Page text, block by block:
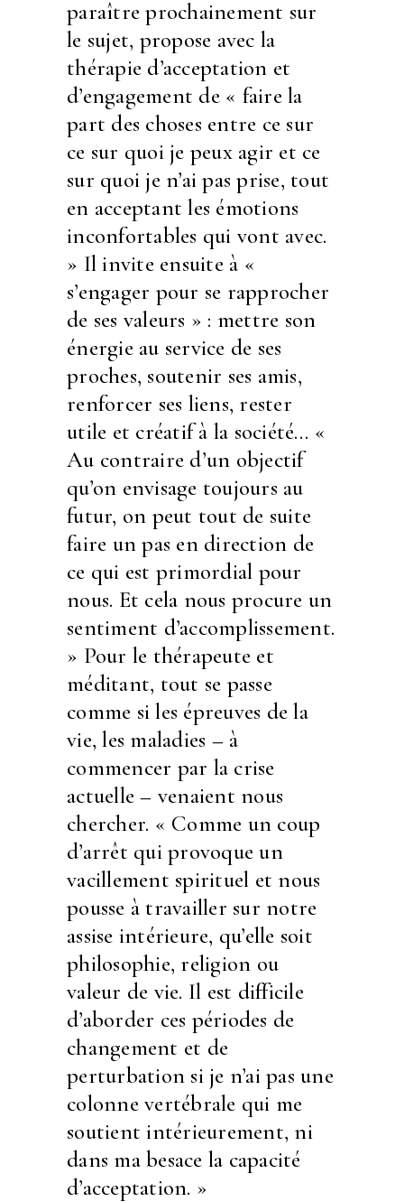
paraître prochainement sur
le sujet, propose avec la
thérapie d’acceptation et
d’engagement de « faire la
part des choses entre ce sur
ce sur quoi je peux agir et ce
sur quoi je n’ai pas prise, tout
en acceptant les émotions
inconfortables qui vont avec.
» Il invite ensuite à «
s’engager pour se rapprocher
de ses valeurs » : mettre son
énergie au service de ses
proches, soutenir ses amis,
renforcer ses liens, rester
utile et créatif à la société… «
Au contraire d’un objectif
qu’on envisage toujours au
futur, on peut tout de suite
faire un pas en direction de
ce qui est primordial pour
nous. Et cela nous procure un
sentiment d’accomplissement.
» Pour le thérapeute et
méditant, tout se passe
comme si les épreuves de la
vie, les maladies – à
commencer par la crise
actuelle – venaient nous
chercher. « Comme un coup
d’arrêt qui provoque un
vacillement spirituel et nous
pousse à travailler sur notre
assise intérieure, qu’elle soit
philosophie, religion ou
valeur de vie. Il est difficile
d’aborder ces périodes de
changement et de
perturbation si je n’ai pas une
colonne vertébrale qui me
soutient intérieurement, ni
dans ma besace la capacité
d’acceptation. »